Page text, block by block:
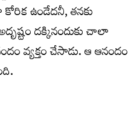
ఉండేదనీ, తనకు
దక్కినందుకు చాలా
వ్యక్తం చేసాడు. ఆ ఆనందం